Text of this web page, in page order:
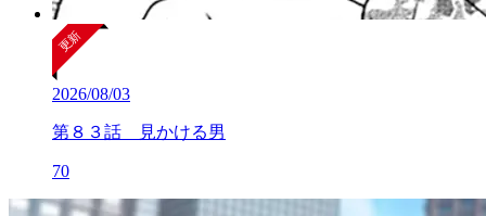
2026/08/03
第８３話 見かける男
70